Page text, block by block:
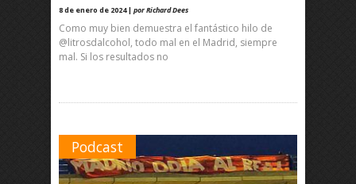
8 de enero de 2024 | por Richard Dees
Como muy bien demuestra el fantástico hilo de
@litrosdalcohol, todo mal en el Madrid, siempre
mal. Si los resultados no
Podcast